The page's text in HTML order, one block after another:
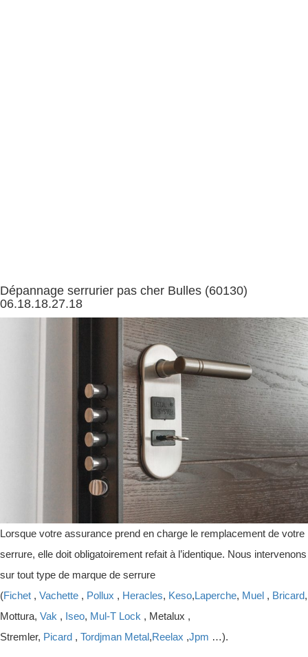
Dépannage serrurier pas cher Bulles (60130)
06.18.18.27.18
Lorsque votre assurance prend en charge le remplacement de votre
serrure, elle doit obligatoirement refait à l’identique. Nous intervenons
sur tout type de marque de serrure
(Fichet , Vachette , Pollux , Heracles, Keso,Laperche, Muel , Bricard,
Mottura, Vak , Iseo, Mul-T Lock , Metalux ,
Stremler, Picard , Tordjman Metal,Reelax ,Jpm …).